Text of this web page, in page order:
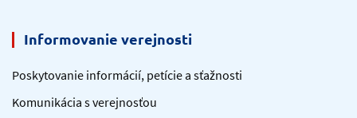
Informovanie verejnosti
Poskytovanie informácií, petície a sťažnosti
Komunikácia s verejnosťou